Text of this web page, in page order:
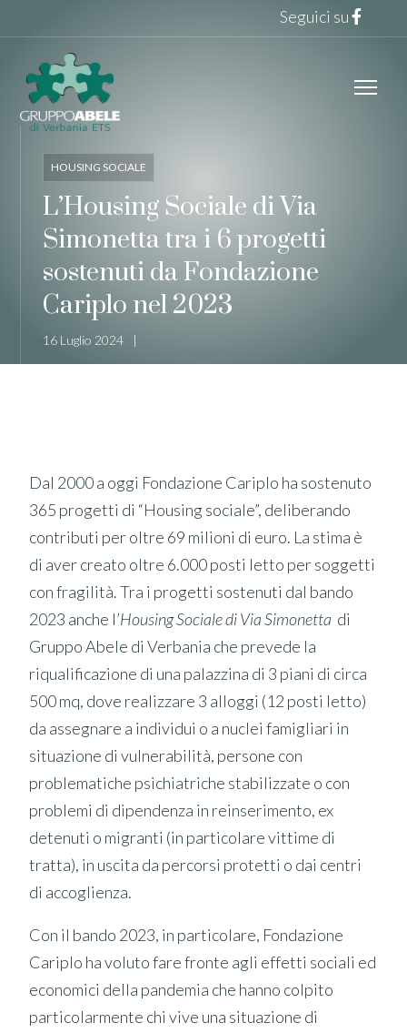
Seguici su
HOUSING SOCIALE
L’Housing Sociale di Via
Simonetta tra i 6 progetti
sostenuti da Fondazione
Cariplo nel 2023
16 Luglio 2024
Dal 2000 a oggi Fondazione Cariplo ha sostenuto
365 progetti di “Housing sociale”, deliberando
contributi per oltre 69 milioni di euro. La stima è
di aver creato oltre 6.000 posti letto per soggetti
con fragilità. Tra i progetti sostenuti dal bando
2023 anche l’Housing Sociale di Via Simonetta di
Gruppo Abele di Verbania che prevede la
riqualificazione di una palazzina di 3 piani di circa
500 mq, dove realizzare 3 alloggi (12 posti letto)
da assegnare a individui o a nuclei famigliari in
situazione di vulnerabilità, persone con
problematiche psichiatriche stabilizzate o con
problemi di dipendenza in reinserimento, ex
detenuti o migranti (in particolare vittime di
tratta), in uscita da percorsi protetti o dai centri
di accoglienza.
Con il bando 2023, in particolare, Fondazione
Cariplo ha voluto fare fronte agli effetti sociali ed
economici della pandemia che hanno colpito
particolarmente chi vive una situazione di